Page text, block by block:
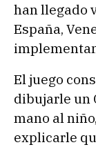
han llegado
España,
El juego
dibujarle un
mano al
explicarle